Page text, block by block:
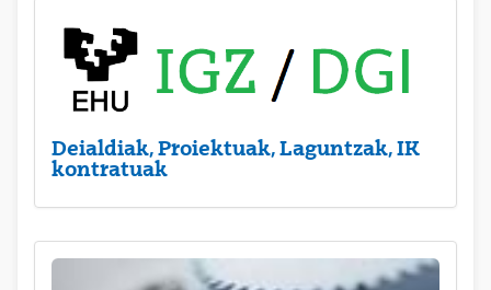
Deialdiak, Proiektuak, Laguntzak, IK
kontratuak